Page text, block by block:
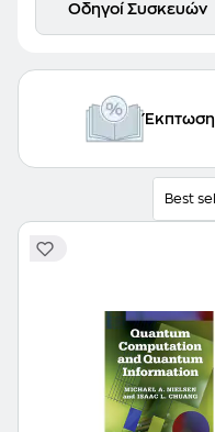
Οδηγοί Συσκευών
Έκπτωση
Best